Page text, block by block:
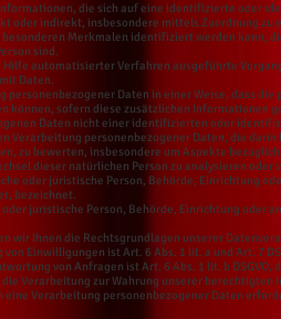
die sich auf eine identifizierte oder
oder indirekt, insbesondere mittels Zuordnung
Merkmalen identifiziert werden kann,
sind.
Hilfe automatisierter Verfahren ausgeführte
Daten.
personenbezogener Daten in einer Weise, dass
können, sofern diese zusätzlichen
Daten nicht einer identifizierten oder
Verarbeitung personenbezogener Daten, die
zu bewerten, insbesondere um Aspekte
dieser natürlichen Person zu analysieren oder
oder juristische Person, Behörde, Einrichtung
bezeichnet.
juristische Person, Behörde, Einrichtung oder
wir Ihnen die Rechtsgrundlagen unserer
Einwilligungen ist Art. 6 Abs. 1 lit. a und Art. 7
von Anfragen ist Art. 6 Abs. 1 lit. b
die Verarbeitung zur Wahrung unserer
Verarbeitung personenbezogener Daten